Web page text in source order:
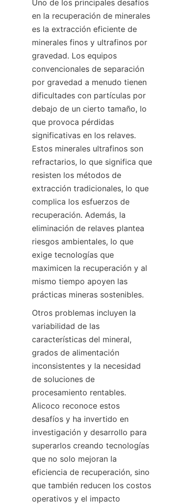
Uno de los principales desafíos
en la recuperación de minerales
es la extracción eficiente de
minerales finos y ultrafinos por
gravedad. Los equipos
convencionales de separación
por gravedad a menudo tienen
dificultades con partículas por
debajo de un cierto tamaño, lo
que provoca pérdidas
significativas en los relaves.
Estos minerales ultrafinos son
refractarios, lo que significa que
resisten los métodos de
extracción tradicionales, lo que
complica los esfuerzos de
recuperación. Además, la
eliminación de relaves plantea
riesgos ambientales, lo que
exige tecnologías que
maximicen la recuperación y al
mismo tiempo apoyen las
prácticas mineras sostenibles.
Otros problemas incluyen la
variabilidad de las
características del mineral,
grados de alimentación
inconsistentes y la necesidad
de soluciones de
procesamiento rentables.
Alicoco reconoce estos
desafíos y ha invertido en
investigación y desarrollo para
superarlos creando tecnologías
que no solo mejoran la
eficiencia de recuperación, sino
que también reducen los costos
operativos y el impacto